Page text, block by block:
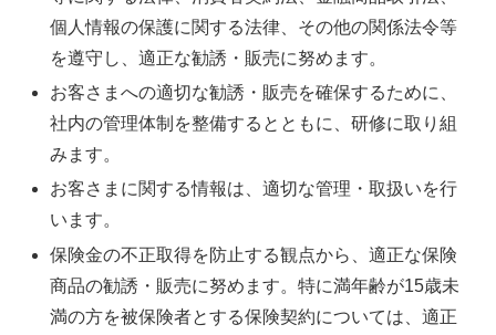
個人情報の保護に関する法律、その他の関係法令等
を遵守し、適正な勧誘・販売に努めます。
お客さまへの適切な勧誘・販売を確保するために、
社内の管理体制を整備するとともに、研修に取り組
みます。
お客さまに関する情報は、適切な管理・取扱いを行
います。
保険金の不正取得を防止する観点から、適正な保険
商品の勧誘・販売に努めます。特に満年齢が15歳未
満の方を被保険者とする保険契約については、適正